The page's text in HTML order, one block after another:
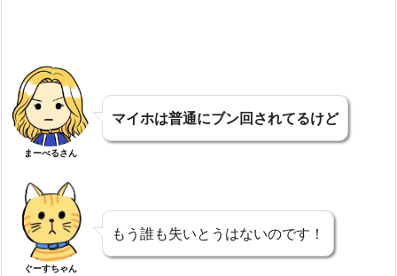
まーべるさん
マイホは普通にブン回されてるけど
ぐーすちゃん
もう誰も失いとうはないのです！